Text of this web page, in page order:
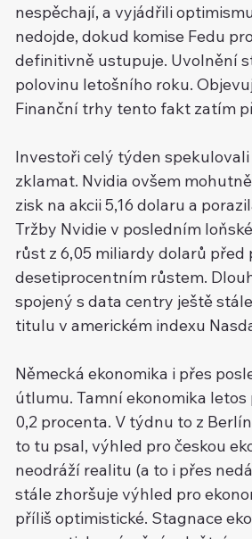
nespěchají, a vyjádřili
nedojde, dokud komise Fedu
definitivně ustupuje. Uvolnění
polovinu letošního roku.
Finanční trhy tento fakt zatím
Investoři celý týden
zklamat. Nvidia ovšem
zisk na akcii 5,16 dolaru a
Tržby Nvidie v posledním
růst z 6,05 miliardy dolarů
desetiprocentním růstem.
spojený s data centry ještě
titulu v americkém indexu
Německá ekonomika i přes
útlumu. Tamní ekonomika
0,2 procenta. V týdnu to z
to tu psal, výhled pro českou
neodráží realitu (a to i přes
stále zhoršuje výhled pro
příliš optimistické. Stagnace